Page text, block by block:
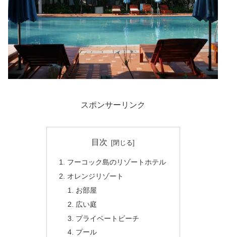
スポンサーリンク
目次
フーコック島のリゾートホテル
オレンジリゾート
お部屋
広い庭
プライベートビーチ
プール